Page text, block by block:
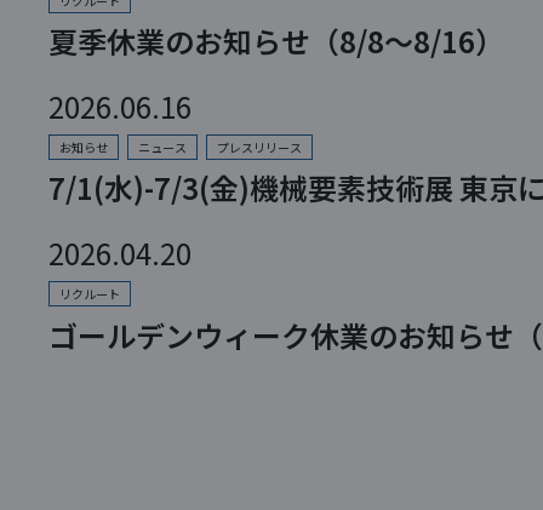
夏季休業のお知らせ（8/8～8/16）
2026.06.16
お知らせ ニュース プレスリリース
7/1(水)-7/3(金)機械要素技術展 東京
2026.04.20
リクルート
ゴールデンウィーク休業のお知らせ